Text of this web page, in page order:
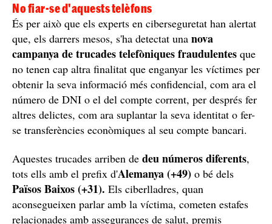
No fiar-se d'aquests telèfons
És per això que els experts en ciberseguretat han alertat
que, els darrers mesos, s'ha detectat una nova
campanya de trucades telefòniques fraudulentes que
no tenen cap altra finalitat que enganyar les víctimes per
obtenir la seva informació més confidencial, com ara el
número de DNI o el del compte corrent, per després fer
altres delictes, com ara suplantar la seva identitat o fer-
se transferències econòmiques al seu compte bancari.
Aquestes trucades arriben de deu números diferents,
tots ells amb el prefix d'Alemanya (+49) o bé dels
Països Baixos (+31). Els ciberlladres, quan
aconsegueixen parlar amb la víctima, cometen estafes
relacionades amb assegurances de salut, premis